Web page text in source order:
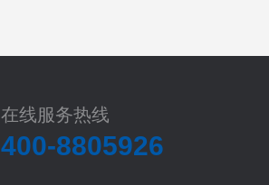
在线服务热线
400-8805926